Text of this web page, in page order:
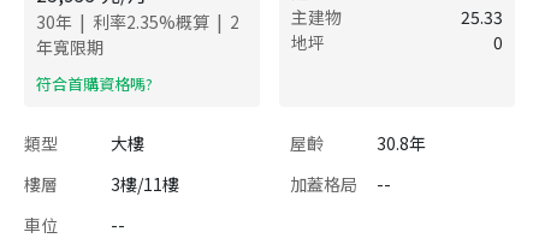
30年 | 利率2.35%概算 | 2
年寬限期
​符合首購資格嗎?
主建物
25.33
地坪
0
類型 大樓 屋齡
30.8年
樓層
3樓/11樓 加蓋格局
--
車位
--